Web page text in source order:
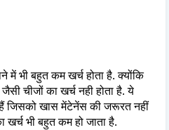
में भी बहुत कम खर्च होता है. क्योंकि
चीजों का खर्च नही होता है. ये
जिसको खास मेंटेनेंस की जरूरत नहीं
भी बहुत कम हो जाता है.